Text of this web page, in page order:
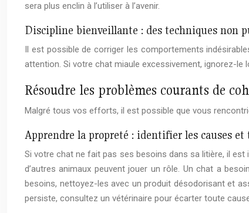
sera plus enclin à l’utiliser à l’avenir.
Discipline bienveillante : des techniques non
Il est possible de corriger les comportements
attention. Si votre chat miaule excessivement, ignorez-le
Résoudre les problèmes courants de
Malgré tous vos efforts, il est possible que vous
Apprendre la propreté : identifier les causes
Si votre chat ne fait pas ses besoins dans sa litière, il
d’autres animaux peuvent jouer un rôle. Un chat a
besoins, nettoyez-les avec un produit désodorisant et
persiste, consultez un vétérinaire pour écarter toute